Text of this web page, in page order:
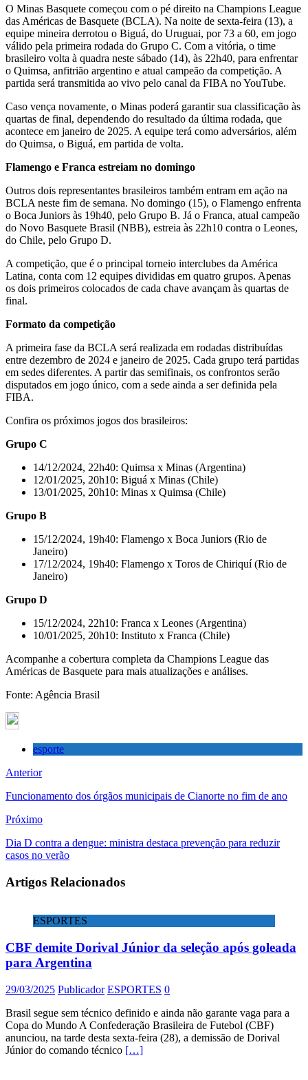
O Minas Basquete começou com o pé direito na Champions League
das Américas de Basquete (BCLA). Na noite de sexta-feira (13), a
equipe mineira derrotou o Biguá, do Uruguai, por 73 a 60, em jogo
válido pela primeira rodada do Grupo C. Com a vitória, o time
brasileiro volta à quadra neste sábado (14), às 22h40, para enfrentar
o Quimsa, anfitrião argentino e atual campeão da competição. A
partida será transmitida ao vivo pelo canal da FIBA no YouTube.
Caso vença novamente, o Minas poderá garantir sua classificação às
quartas de final, dependendo do resultado da última rodada, que
acontece em janeiro de 2025. A equipe terá como adversários, além
do Quimsa, o Biguá, em partida de volta.
Flamengo e Franca estreiam no domingo
Outros dois representantes brasileiros também entram em ação na
BCLA neste fim de semana. No domingo (15), o Flamengo enfrenta
o Boca Juniors às 19h40, pelo Grupo B. Já o Franca, atual campeão
do Novo Basquete Brasil (NBB), estreia às 22h10 contra o Leones,
do Chile, pelo Grupo D.
A competição, que é o principal torneio interclubes da América
Latina, conta com 12 equipes divididas em quatro grupos. Apenas
os dois primeiros colocados de cada chave avançam às quartas de
final.
Formato da competição
A primeira fase da BCLA será realizada em rodadas distribuídas
entre dezembro de 2024 e janeiro de 2025. Cada grupo terá partidas
em sedes diferentes. A partir das semifinais, os confrontos serão
disputados em jogo único, com a sede ainda a ser definida pela
FIBA.
Confira os próximos jogos dos brasileiros:
Grupo C
14/12/2024, 22h40: Quimsa x Minas (Argentina)
12/01/2025, 20h10: Biguá x Minas (Chile)
13/01/2025, 20h10: Minas x Quimsa (Chile)
Grupo B
15/12/2024, 19h40: Flamengo x Boca Juniors (Rio de
Janeiro)
17/12/2024, 19h40: Flamengo x Toros de Chiriquí (Rio de
Janeiro)
Grupo D
15/12/2024, 22h10: Franca x Leones (Argentina)
10/01/2025, 20h10: Instituto x Franca (Chile)
Acompanhe a cobertura completa da Champions League das
Américas de Basquete para mais atualizações e análises.
Fonte: Agência Brasil
esporte
Anterior
Funcionamento dos órgãos municipais de Cianorte no fim de ano
Próximo
Dia D contra a dengue: ministra destaca prevenção para reduzir
casos no verão
Artigos Relacionados
ESPORTES
CBF demite Dorival Júnior da seleção após goleada
para Argentina
29/03/2025 Publicador ESPORTES 0
Brasil segue sem técnico definido e ainda não garante vaga para a
Copa do Mundo A Confederação Brasileira de Futebol (CBF)
anunciou, na tarde desta sexta-feira (28), a demissão de Dorival
Júnior do comando técnico […]